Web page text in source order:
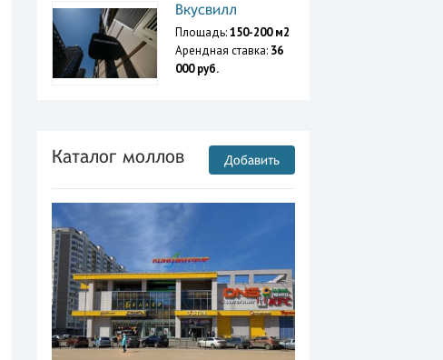
Вкусвилл
Площадь:150-200 м2
Арендная ставка: 36
000 руб.
Каталог моллов Добавить